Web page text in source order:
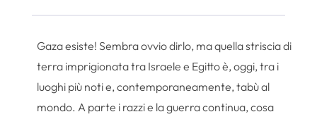
Gaza esiste! Sembra ovvio dirlo, ma quella striscia di
terra imprigionata tra Israele e Egitto è, oggi, tra i
luoghi più noti e, contemporaneamente, tabù al
mondo. A parte i razzi e la guerra continua, cosa